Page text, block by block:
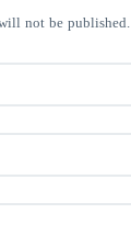
not be published.